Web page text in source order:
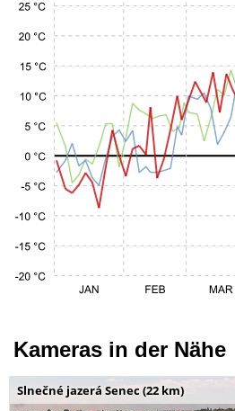
Kameras in der Nähe
Slnečné jazerá Senec (22 km)